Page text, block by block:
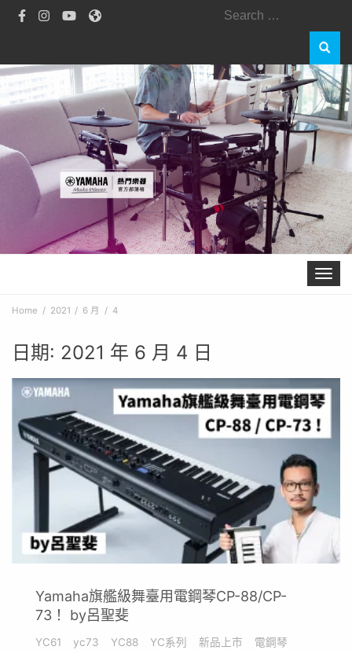
Search
Toggle
Home 2021 6 月 4
日期: 2021 年 6 月 4 日
Yamaha旗艦級舞臺用電鋼琴CP-88/CP-
73！ by呂聖斐
YC61 yc73 YC88 YC系列 新品上市 電鋼琴